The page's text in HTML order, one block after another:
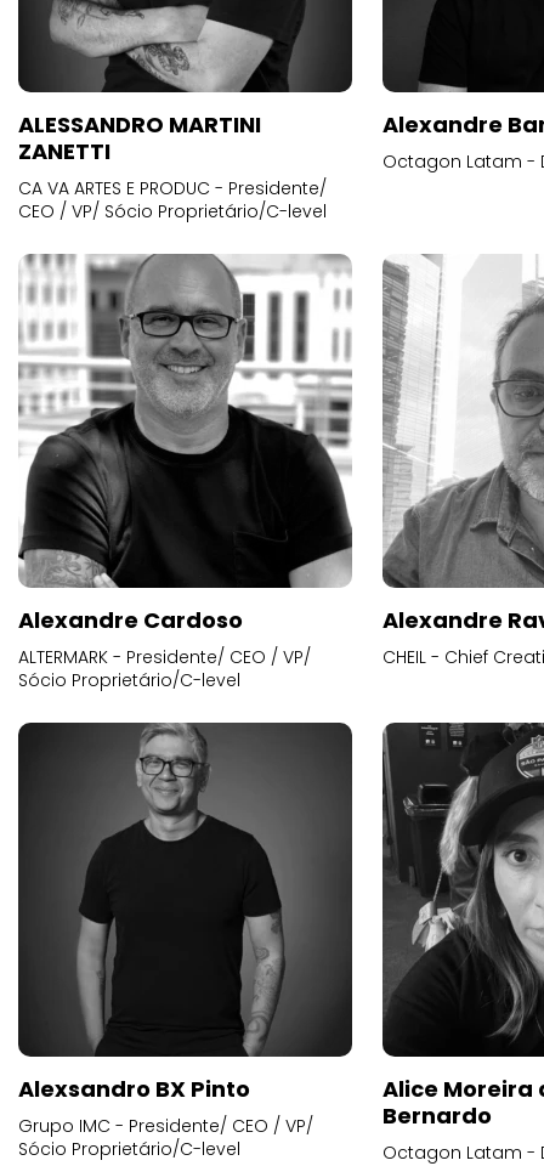
ALESSANDRO MARTINI
ZANETTI
CA VA ARTES E PRODUC - Presidente/
CEO / VP/ Sócio Proprietário/C-level
Alexandre
Octagon Latam -
Alexandre Cardoso
ALTERMARK - Presidente/ CEO / VP/
Sócio Proprietário/C-level
Alexandre
CHEIL - Chief
Alexsandro BX Pinto
Grupo IMC - Presidente/ CEO / VP/
Sócio Proprietário/C-level
Alice
Bernardo
Octagon Latam -